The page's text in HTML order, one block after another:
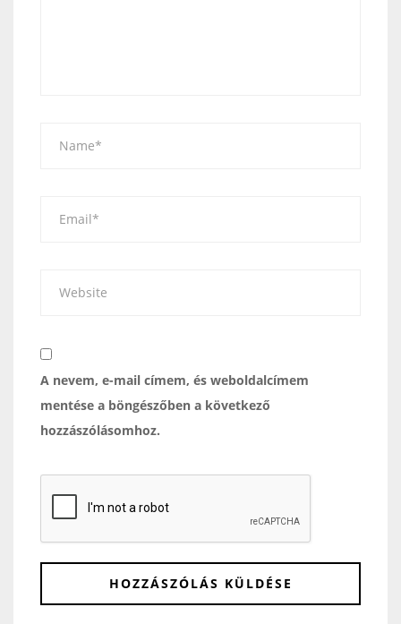
A nevem, e-mail címem, és weboldalcímem
mentése a böngészőben a következő
hozzászólásomhoz.